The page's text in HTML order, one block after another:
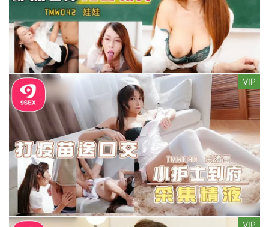
VIP
VIP